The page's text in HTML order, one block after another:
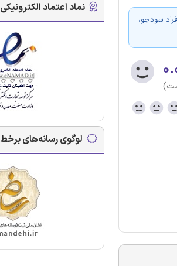
سودجو،
نماد اعتماد الکترونیکی
لوگوی رسانه‌های برخط